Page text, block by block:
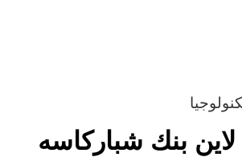
بنك شباركاسه